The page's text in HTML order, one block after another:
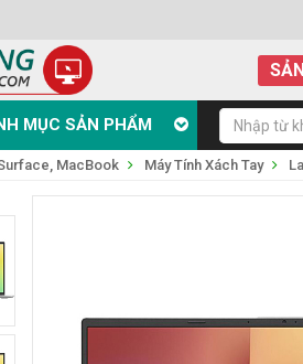
MỤC SẢN PHẨM
MacBook Máy Tính Xách Tay